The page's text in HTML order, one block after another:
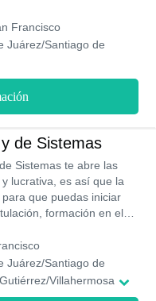
última generación,
y deportivas en una
en calidad educativa y de
Francisco
Juárez/Santiago de
de Sistemas
Sistemas te abre las
lucrativa, es así que la
que puedas iniciar
formación en el
académicos de las
reconocimiento oficial
ayuda económica.
Juárez/Santiago de
Villahermosa